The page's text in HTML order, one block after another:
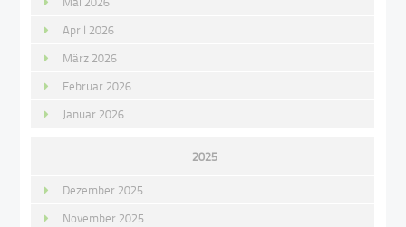
April 2026
März 2026
Februar 2026
Januar 2026
2025
Dezember 2025
November 2025